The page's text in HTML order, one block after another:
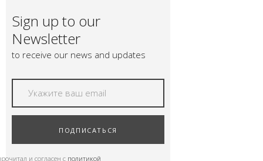
БЛОГ
Sign up to our
Newsletter
to receive our news and updates
ПОДПИСАТЬСЯ
и согласен с политикой